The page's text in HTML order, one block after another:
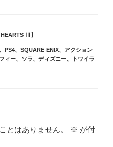
Ⅲ】
、 PS4、 SQUARE ENIX、
アクション
ィー、 ソラ、 ディズニー、
トワイラ
とはありません。 ※ が付